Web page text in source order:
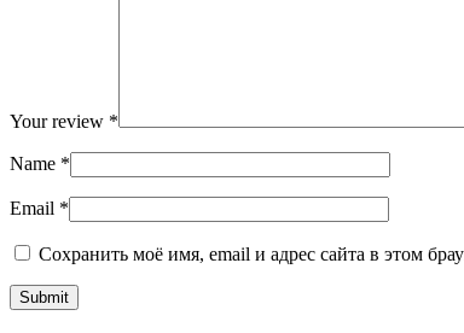
Your review *
Name *
Email *
Сохранить моё имя, email и адрес сайта в этом